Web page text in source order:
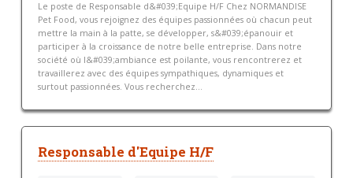
Le poste de Responsable d&#039;Equipe H/F Chez NORMANDISE
Pet Food, vous rejoignez des équipes passionnées où chacun peut
mettre la main à la patte, se développer, s&#039;épanouir et
participer à la croissance de notre belle entreprise. Dans notre
société où l&#039;ambiance est poilante, vous rencontrerez et
travaillerez avec des équipes sympathiques, dynamiques et
surtout passionnées. Vous recherchez...
Responsable d'Equipe H/F